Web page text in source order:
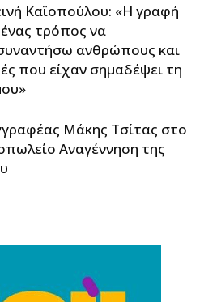
Καϊοπούλου: «Η γραφή
ένας τρόπος να
ανθρώπους και
που είχαν σημαδέψει τη
Μάκης Τσίτας στο
Αναγέννηση της